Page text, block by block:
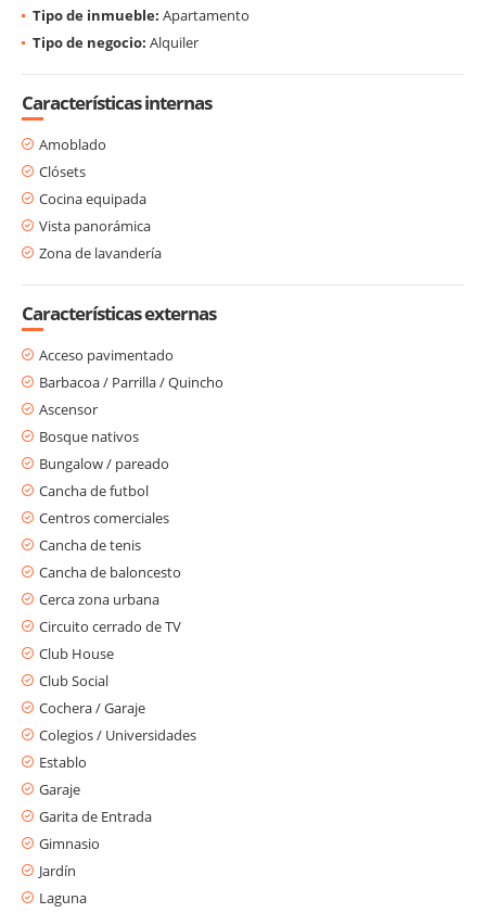
Tipo de inmueble: Apartamento
Tipo de negocio: Alquiler
Características internas
Amoblado
Clósets
Cocina equipada
Vista panorámica
Zona de lavandería
Características externas
Acceso pavimentado
Barbacoa / Parrilla / Quincho
Ascensor
Bosque nativos
Bungalow / pareado
Cancha de futbol
Centros comerciales
Cancha de tenis
Cancha de baloncesto
Cerca zona urbana
Circuito cerrado de TV
Club House
Club Social
Cochera / Garaje
Colegios / Universidades
Establo
Garaje
Garita de Entrada
Gimnasio
Jardín
Laguna